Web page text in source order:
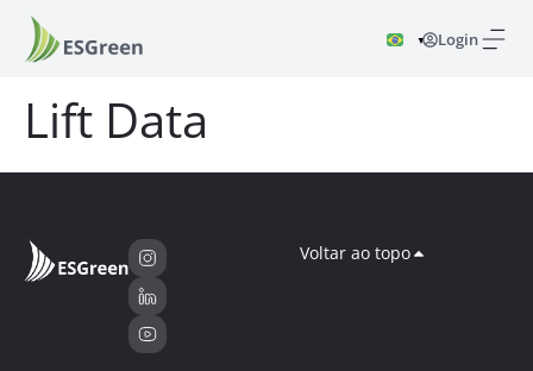
▼ Login
Lift Data
Voltar ao topo